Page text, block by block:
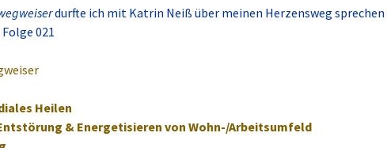
durfte ich mit Katrin Neiß über meinen Herzensweg sprechen
021
Heilen
& Energetisieren von Wohn-/Arbeitsumfeld